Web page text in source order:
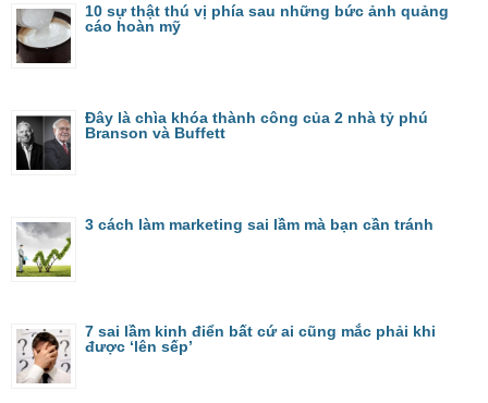
10 sự thật thú vị phía sau những bức ảnh quảng
cáo hoàn mỹ
Đây là chìa khóa thành công của 2 nhà tỷ phú
Branson và Buffett
3 cách làm marketing sai lầm mà bạn cần tránh
7 sai lầm kinh điển bất cứ ai cũng mắc phải khi
được ‘lên sếp’